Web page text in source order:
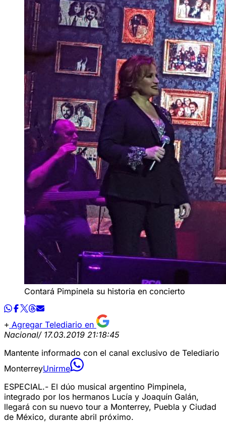
Contará Pimpinela su historia en concierto
Agregar Telediario en
Nacional/ 17.03.2019 21:18:45
Mantente informado con el canal exclusivo de Telediario
MonterreyUnirme
ESPECIAL.- El dúo musical argentino Pimpinela,
integrado por los hermanos Lucía y Joaquín Galán,
llegará con su nuevo tour a Monterrey, Puebla y Ciudad
de México, durante abril próximo.